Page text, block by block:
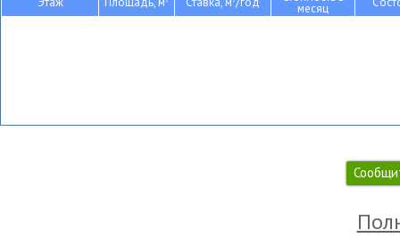
месяц